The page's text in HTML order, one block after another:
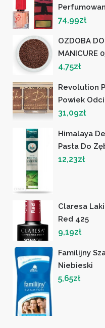
74,99zł
OZDOBA
MANICURE
4,75zł
Revolution
Powiek
31,09zł
Himalaya
Pasta Do
12,23zł
Claresa
Red 425
9,19zł
Familijny
Niebieski
5,65zł